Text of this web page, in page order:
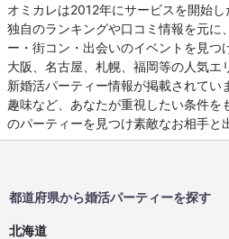
オミカレは2012年にサービスを開始し
独自のランキングや口コミ情報を元に
ー・街コン・出会いのイベントを見つ
大阪、名古屋、札幌、福岡等の人気エ
新婚活パーティー情報が掲載されてい
趣味など、あなたが重視したい条件を
のパーティーを見つけ素敵なお相手と
都道府県から婚活パーティーを探す
北海道